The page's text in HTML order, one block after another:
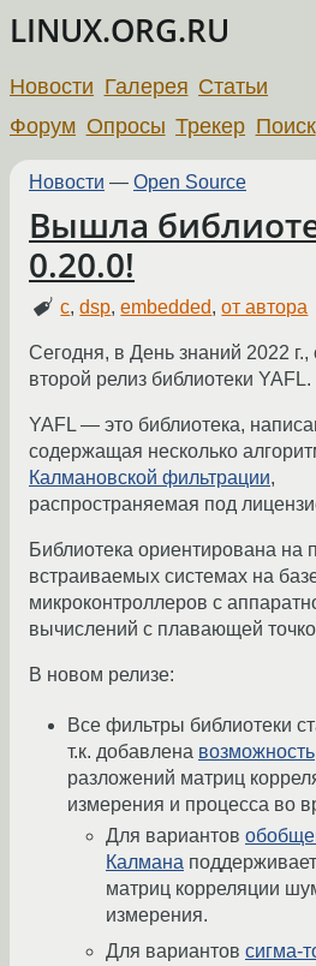
LINUX.ORG.RU
Новости Галерея Статьи
Форум Опросы Трекер Поиск
Новости — Open Source
Вышла
0.20.0!
c,dsp,embedded,от автора
Сегодня, в День знаний 2022 г.,
второй релиз библиотеки YAFL.
YAFL — это библиотека,
содержащая несколько
Калмановской фильтрации,
распространяемая под
Библиотека ориентирована на
встраиваемых системах на
микроконтроллеров с
вычислений с плавающей
В новом релизе:
Все фильтры библиотеки
т.к. добавлена возможность
разложений матриц
измерения и процесса во
Для вариантов
Калмана
матриц корреляции
измерения.
Для вариантов сигма-